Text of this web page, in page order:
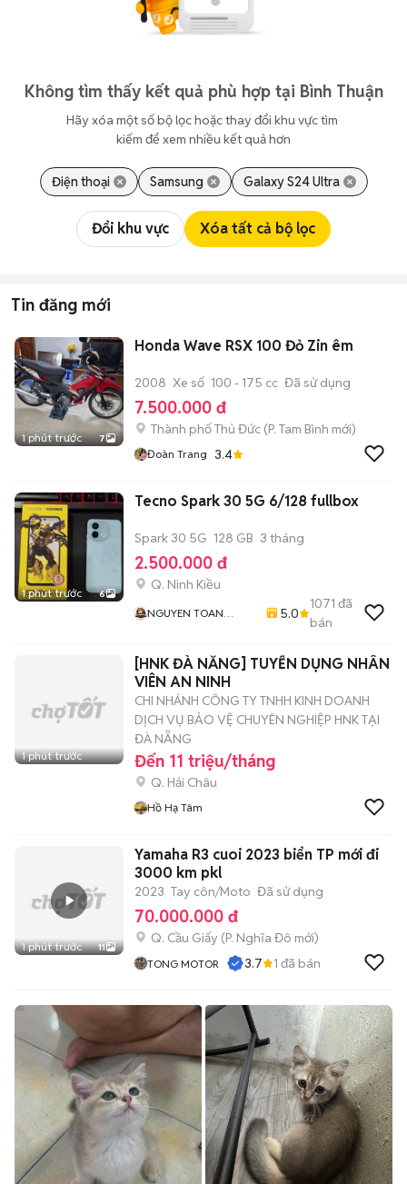
Không tìm thấy kết quả phù hợp tại Bình Thuận
Hãy xóa một số bộ lọc hoặc thay đổi khu vực tìm
kiếm để xem nhiều kết quả hơn
Điện thoại Samsung Galaxy S24 Ultra
Đổi khu vực Xóa tất cả bộ lọc
Tin đăng mới
1 phút trước 7
Honda Wave RSX 100 Đỏ Zin êm
2008 Xe số 100 - 175 cc Đã sử dụng
7.500.000 đ
Thành phố Thủ Đức (P. Tam Bình mới)
Đoàn Trang 3.4
1 phút trước 6
Tecno Spark 30 5G 6/128 fullbox
Spark 30 5G 128 GB 3 tháng
2.500.000 đ
Q. Ninh Kiều
NGUYEN TOAN
5.0
1071 đã
bán
1 phút trước
[HNK ĐÀ NẴNG] TUYỂN DỤNG NHÂN
VIÊN AN NINH
CHI NHÁNH CÔNG TY TNHH KINH DOANH
DỊCH VỤ BẢO VỆ CHUYÊN NGHIỆP HNK TẠI
ĐÀ NẴNG
Đến 11 triệu/tháng
Q. Hải Châu
Hồ Hạ Tâm
1 phút trước 11
Yamaha R3 cuoi 2023 biển TP mới đi
3000 km pkl
2023 Tay côn/Moto Đã sử dụng
70.000.000 đ
Q. Cầu Giấy (P. Nghĩa Đô mới)
TONG MOTOR 3.7 1 đã bán